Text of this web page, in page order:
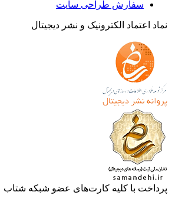
سفارش طراحی سایت
اعتماد الکترونیک و نشر دیجیتال
با کلیه کارت‌های عضو شبکه شتاب